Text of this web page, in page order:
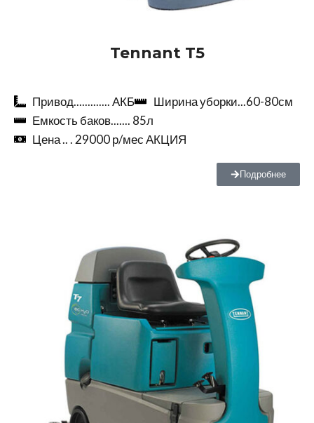
Tennant T5
Привод............. АКБ
Ширина уборки...60-80см
Емкость баков....... 85л
Цена .. . 29000 р/мес АКЦИЯ
Подробнее